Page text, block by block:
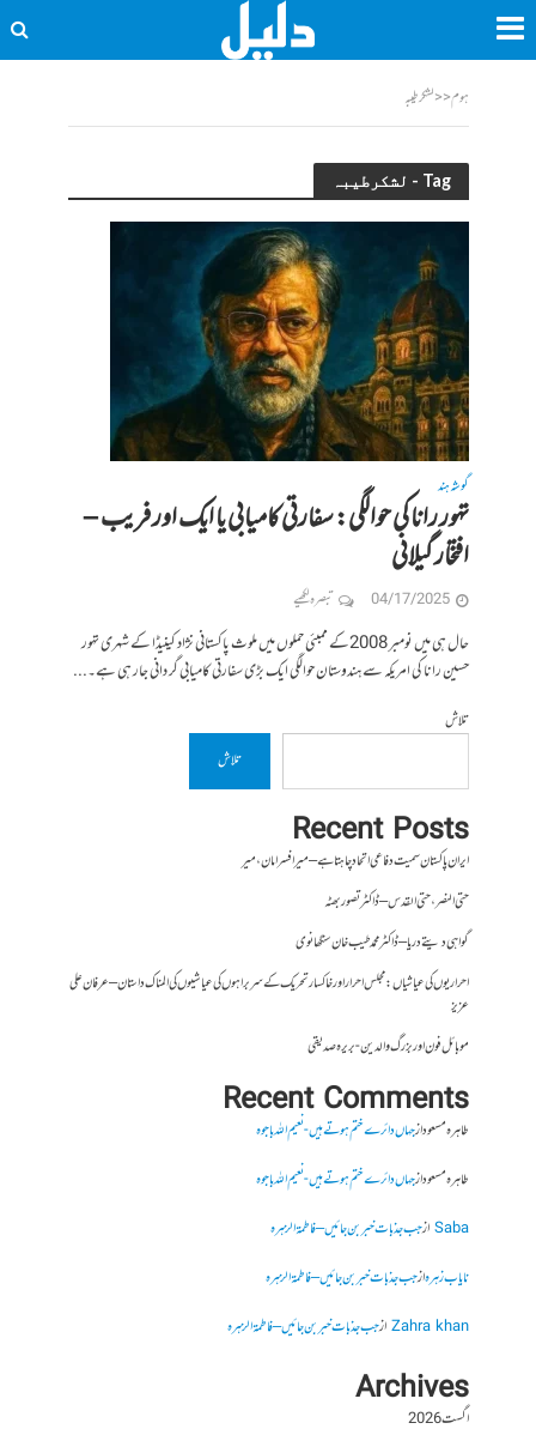
ہوم<<لشکرطیبہ
Tag - لشکرطیبہ
گوشہ ہند
تہور رانا کی حوالگی: سفارتی کامیابی یا ایک اور فریب –
افتخار گیلانی
04/17/2025 تبصرہ لکھیے
حال ہی میں نومبر 2008کے ممبئی حملوں میں ملوث پاکستانی نژاد کینیڈا کے شہری تہور
حسین رانا کی امریکہ سے ہندوستان حوالگی ایک بڑی سفارتی کامیابی گر دانی جار ہی ہے۔...
تلاش
تلاش
Recent Posts
ایران پاکستان سمیت دفاعی اتحاد چاہتا ہے – میر افسر امان،میر
حتی النصر ، حتی القدس – ڈاکٹر تصور بھٹہ
گواہی دیتے دریا – ڈاکٹر محمد طیب خان سنگھانوی
احراریوں کی عیاشیاں : مجلس احرار اور خاکسار تحریک کے سربراہوں کی عیاشیوں کی المناک داستان – عرفان علی
عزیز
موبائل فون اور بزرگ والدین- بریرہ صدیقی
Recent Comments
طاہرہ مسعودازجہاں دائرے ختم ہوتے ہیں- نعیم اللہ باجوہ
طاہرہ مسعودازجہاں دائرے ختم ہوتے ہیں- نعیم اللہ باجوہ
Sabaازجب جذبات خبر بن جائیں – فاطمۃالزہرہ
نایاب زہرہازجب جذبات خبر بن جائیں – فاطمۃالزہرہ
Zahra khanازجب جذبات خبر بن جائیں – فاطمۃالزہرہ
Archives
اگست 2026